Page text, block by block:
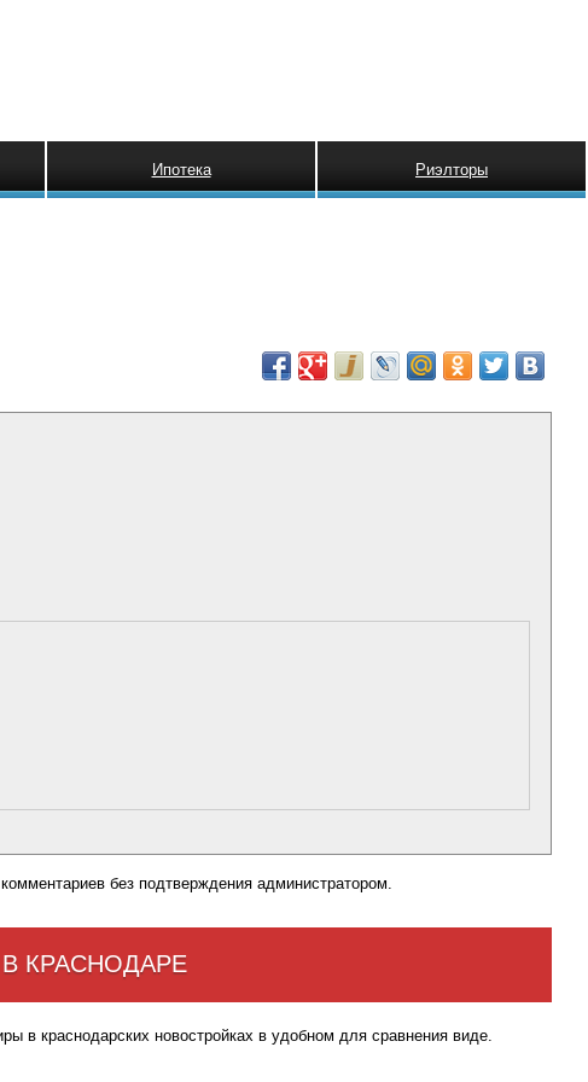
Ипотека Риэлторы
без подтверждения администратором.
КРАСНОДАРЕ
в краснодарских новостройках в удобном для сравнения виде.